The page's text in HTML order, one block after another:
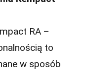
RA –
to
w sposób